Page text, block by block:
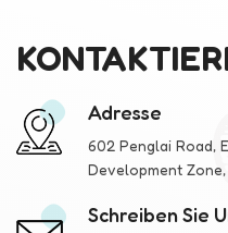
Adresse
602 Penglai Road,
Development
Schreiben Sie